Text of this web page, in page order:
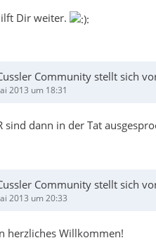
Dir weiter.
Community stellt sich
2013 um 18:31
sind dann in der Tat
Community stellt sich
2013 um 20:33
herzliches Willkommen!